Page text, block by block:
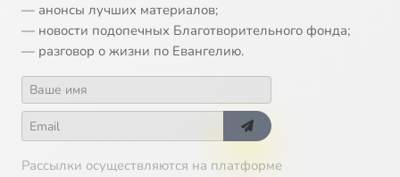
— анонсы лучших материалов;
— новости подопечных Благотворительного фонда;
— разговор о жизни по Евангелию.
Рассылки осуществляются на платформе